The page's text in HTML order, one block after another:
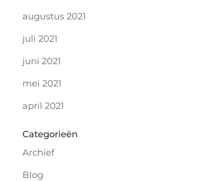
augustus 2021
juli 2021
juni 2021
mei 2021
april 2021
Categorieën
Archief
Blog